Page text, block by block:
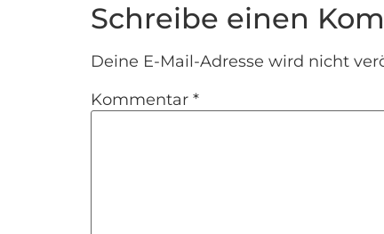
Schreibe einen
Deine E-Mail-Adresse wird nicht
Kommentar *